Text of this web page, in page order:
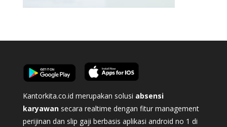
Kantorkita.co.id merupakan solusi absensi
karyawan secara realtime dengan fitur management
perijinan dan slip gaji berbasis aplikasi android no 1 di